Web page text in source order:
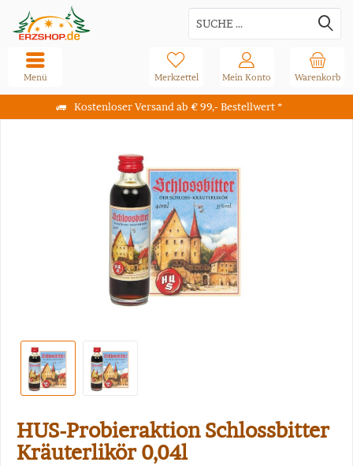
Kostenloser Versand ab € 99,- Bestellwert *
Warenkorb
Merkzettel Mein Konto
Menü
HUS-Probieraktion Schlossbitter
Kräuterlikör 0,04l